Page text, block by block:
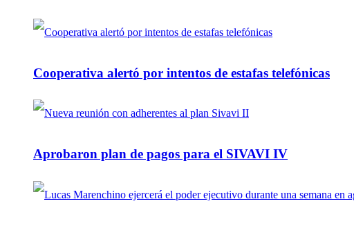
Cooperativa alertó por intentos de estafas telefónicas
Aprobaron plan de pagos para el SIVAVI IV